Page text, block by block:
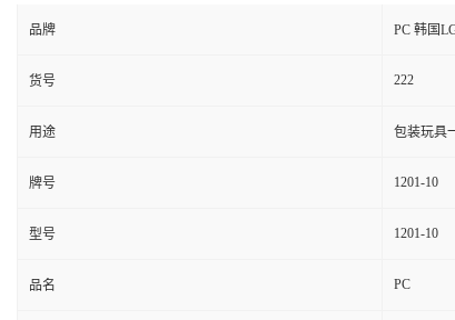
品牌 PC 韩国
货号 222
用途 包装玩具
牌号 1201-10
型号 1201-10
品名 PC